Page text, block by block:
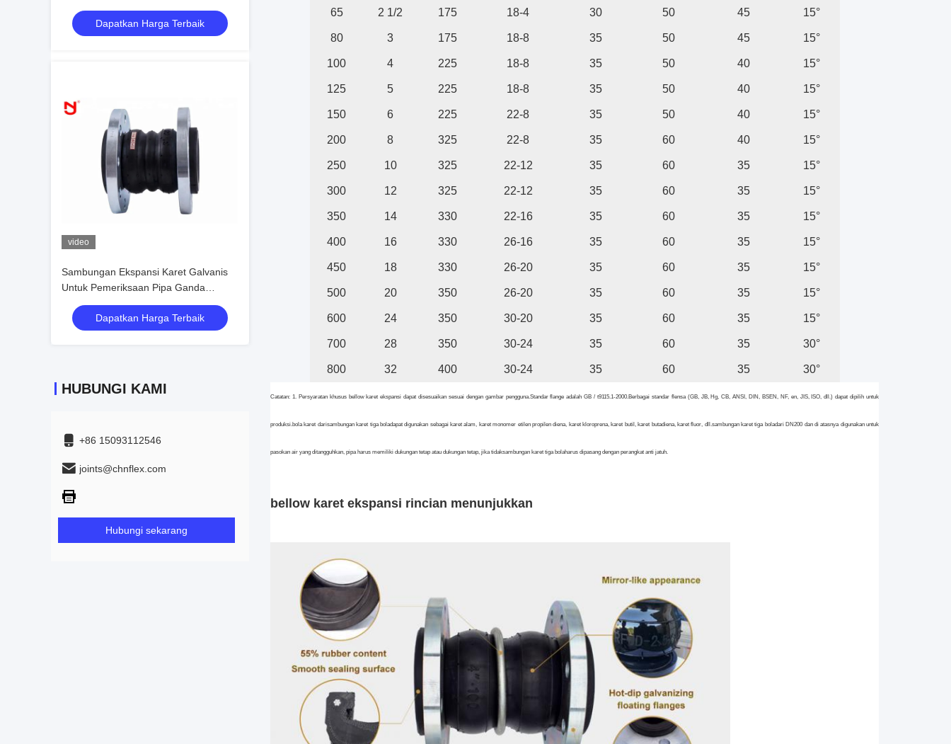
Korosi
Dapatkan Harga Terbaik
video
Sambungan Ekspansi Karet Galvanis
Untuk Pemeriksaan Pipa Ganda
Lengkungan Multilayer
Dapatkan Harga Terbaik
HUBUNGI KAMI
+86 15093112546
joints@chnflex.com
Hubungi sekarang
65 2 1/2 175 18-4 30 50 45 15°
80 3 175 18-8 35 50 45 15°
100 4 225 18-8 35 50 40 15°
125 5 225 18-8 35 50 40 15°
150 6 225 22-8 35 50 40 15°
200 8 325 22-8 35 60 40 15°
250 10 325 22-12 35 60 35 15°
300 12 325 22-12 35 60 35 15°
350 14 330 22-16 35 60 35 15°
400 16 330 26-16 35 60 35 15°
450 18 330 26-20 35 60 35 15°
500 20 350 26-20 35 60 35 15°
600 24 350 30-20 35 60 35 15°
700 28 350 30-24 35 60 35 30°
800 32 400 30-24 35 60 35 30°
Catatan: 1. Persyaratan khusus bellow karet ekspansi dapat disesuaikan sesuai dengan gambar pengguna.Standar flange adalah GB / t9115.1-2000.Berbagai standar flensa (GB, JB, Hg, CB, ANSI, DIN, BSEN, NF, en, JIS, ISO, dll.) dapat dipilih untuk
produksi.bola karet darisambungan karet tiga boladapat digunakan sebagai karet alam, karet monomer etilen propilen diena, karet kloroprena, karet butil, karet butadiena, karet fluor, dll.sambungan karet tiga boladari DN200 dan di atasnya digunakan untuk
pasokan air yang ditangguhkan, pipa harus memiliki dukungan tetap atau dukungan tetap, jika tidaksambungan karet tiga bolaharus dipasang dengan perangkat anti jatuh.
bellow karet ekspansi rincian menunjukkan